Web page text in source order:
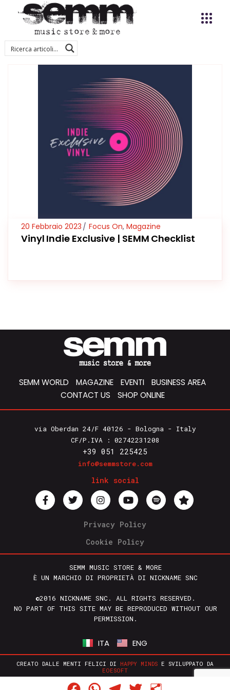
20 Febbraio 2023 Focus On, Magazine
Vinyl Indie Exclusive | SEMM Checklist
SEMM WORLD MAGAZINE EVENTI
BUSINESS AREA
CONTACT US
SHOP ONLINE
via Oberdan 24/F 40126 - Bologna - Italy
CF/P.IVA : 02742231208
+39 051 225425
info@semmstore.com
link social
Privacy Policy
Cookie Policy
SEMM MUSIC STORE & MORE
È UN MARCHIO DI PROPRIETÀ DI NICKNAME SNC
©2016 NICKNAME SNC. ALL RIGHTS RESERVED.
NO PART OF THIS SITE MAY BE REPRODUCED WITHOUT OUR
PERMISSION.
ITA ENG
CREATO DALLE MENTI FELICI DI HAPPY MINDS E SVILUPPATO DA
EOESOFT
FacebookWhatsAppTelegram
Twitter